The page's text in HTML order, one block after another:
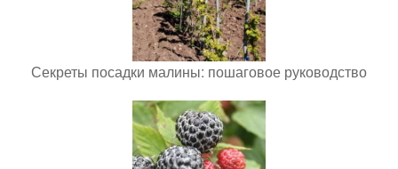
Секреты посадки малины: пошаговое руководство